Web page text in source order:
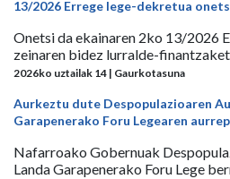
13/2026 Errege lege-dekretua
Onetsi da ekainaren 2ko 13/2026
zeinaren bidez lurralde-
2026ko uztailak 14 | Gaurkotasuna
Aurkeztu dute Despopulazioaren
Garapenerako Foru Legearen
Nafarroako Gobernuak
Landa Garapenerako Foru Lege